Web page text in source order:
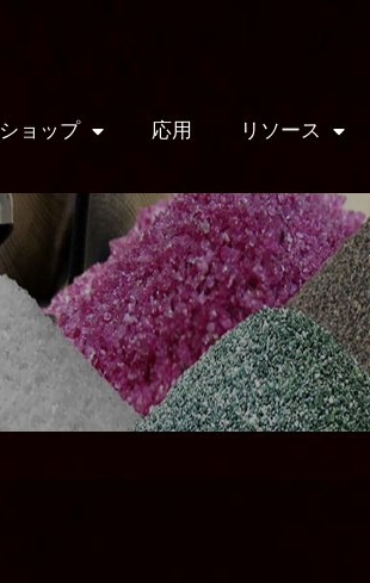
ショップ 応用 リソース